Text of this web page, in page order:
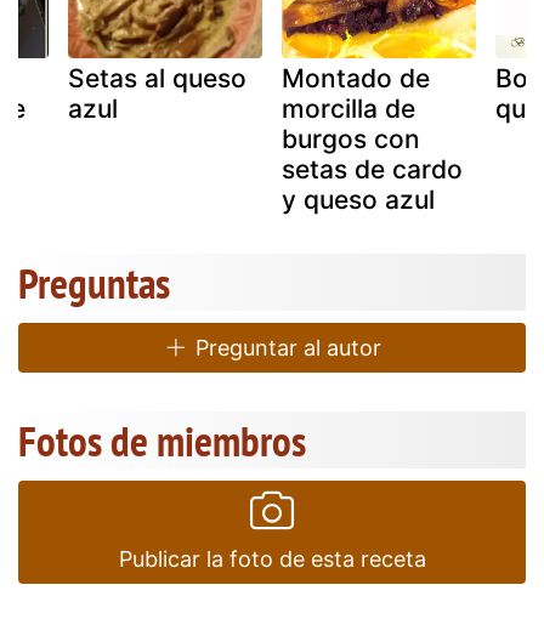
Setas al queso
azul
Montado de
morcilla de
burgos con
setas de cardo
y queso azul
Preguntas
Preguntar al autor
Fotos de miembros
Publicar la foto de esta receta